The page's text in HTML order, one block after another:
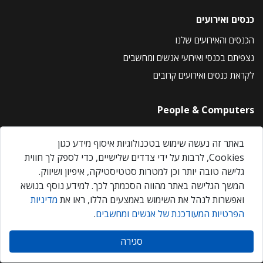
כנסים ואירועים
הכנסים והאירועים שלנו
נצפיתם בכנסי ואירועי אנשים ומחשבים
לקראת כנסים ואירועים קרובים
People & Computers
About Us
Privacy Policy
Contact Us
Our Events
אנשים ומחשבים © 2026 – כל הזכויות שמורות
באתר זה נעשה שימוש בטכנולוגיות איסוף מידע כגון
Cookies, לרבות על ידי צדדים שלישיים, כדי לספק לך חווית
גלישה טובה יותר וכן למטרות סטטיסטיקה, איפיון ושיווק.
המשך הגלישה באתר מהווה הסכמתך לכך. למידע נוסף בנושא
ואפשרות לנהל את השימוש באמצעים הללו, ראו את מדיניות
הפרטיות המעודכנת של אנשים ומחשבים.
סגירה